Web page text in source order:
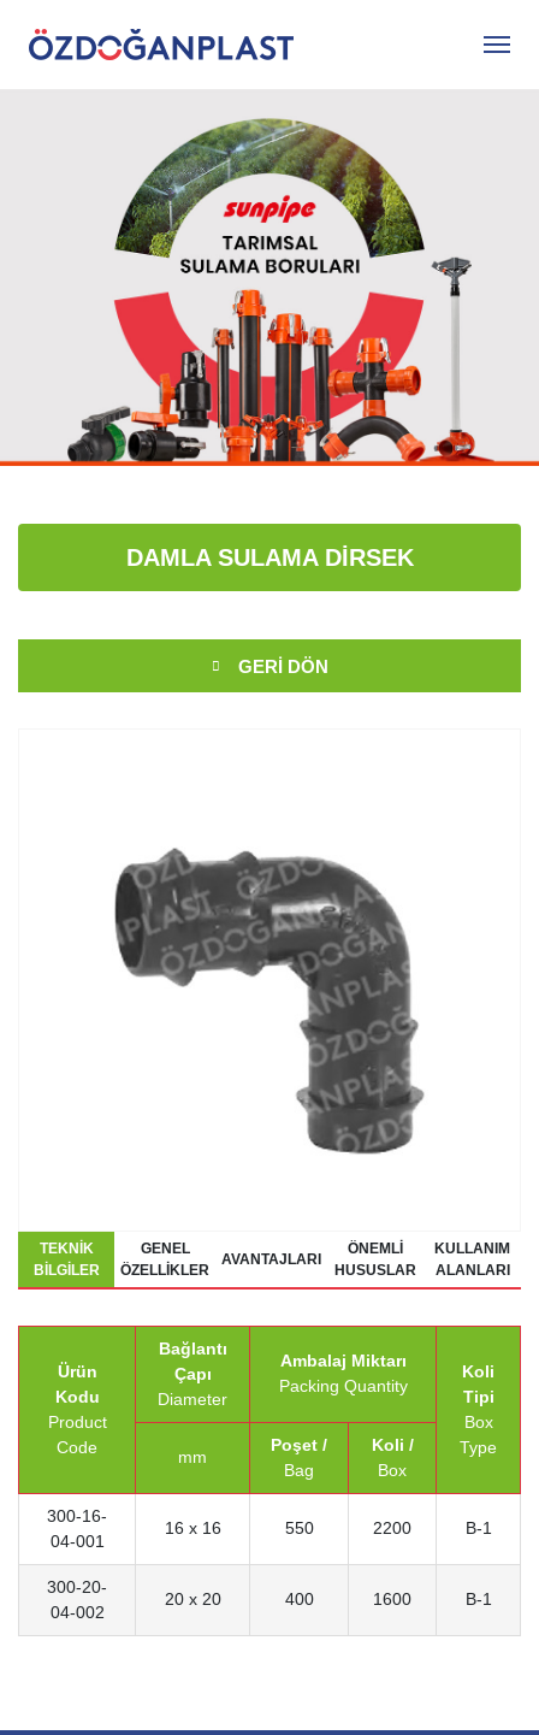
DAMLA SULAMA DIRSEK
GERI DÖN
TEKNIK
BILGILER
GENEL
ÖZELLIKLER
AVANTAJLARI
ÖNEMLI
HUSUSLAR
KULLANIM
ALANLARI
Ürün
Kodu
Product
Code
Bağlantı
Çapı
Diameter
Ambalaj Miktarı
Packing Quantity
Koli
Tipi
Box
Type
mm
Poşet /
Bag
Koli /
Box
300-16-
04-001
16 x 16 550 2200 B-1
300-20-
04-002
20 x 20 400 1600 B-1